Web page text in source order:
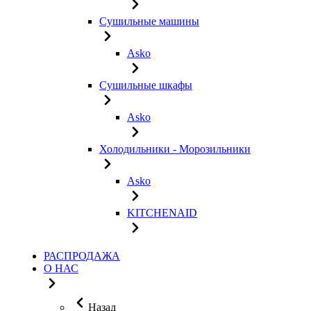
Сушильные машины
Asko
Сушильные шкафы
Asko
Холодильники - Морозильники
Asko
KITCHENAID
РАСПРОДАЖА
О НАС
Назад